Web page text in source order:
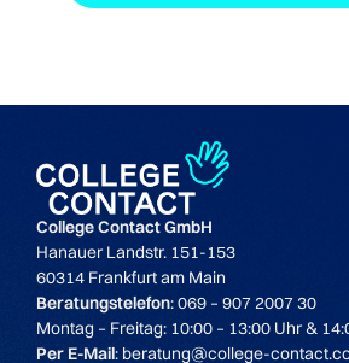
College Contact GmbH
Hanauer Landstr. 151-153
60314 Frankfurt am Main
Beratungstelefon: 069 – 907 2007 30
Montag – Freitag: 10:00 – 13:00 Uhr &
Per E-Mail: beratung@college-